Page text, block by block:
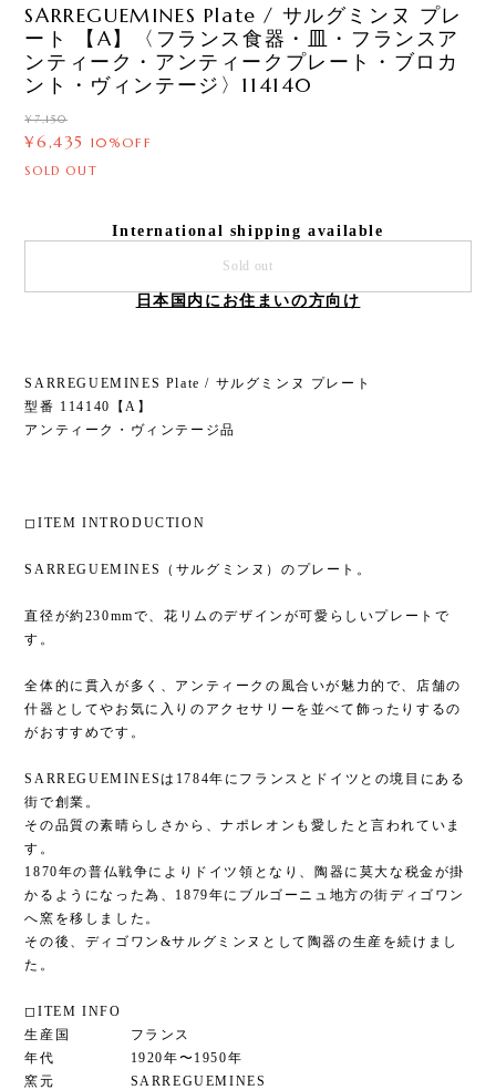
SARREGUEMINES Plate / サルグミンヌ プレ
ート 【A】〈フランス食器・皿・フランスア
ンティーク・アンティークプレート・ブロカ
ント・ヴィンテージ〉114140
¥7,150
¥6,435 10%OFF
SOLD OUT
International shipping available
Sold out
日本国内にお住まいの方向け
SARREGUEMINES Plate / サルグミンヌ プレート
型番 114140【A】
アンティーク・ヴィンテージ品
◻︎ITEM INTRODUCTION
SARREGUEMINES（サルグミンヌ）のプレート。
直径が約230mmで、花リムのデザインが可愛らしいプレートで
す。
全体的に貫入が多く、アンティークの風合いが魅力的で、店舗の
什器としてやお気に入りのアクセサリーを並べて飾ったりするの
がおすすめです。
SARREGUEMINESは1784年にフランスとドイツとの境目にある
街で創業。
その品質の素晴らしさから、ナポレオンも愛したと言われていま
す。
1870年の普仏戦争によりドイツ領となり、陶器に莫大な税金が掛
かるようになった為、1879年にブルゴーニュ地方の街ディゴワン
へ窯を移しました。
その後、ディゴワン&サルグミンヌとして陶器の生産を続けまし
た。
◻︎ITEM INFO
生産国 フランス
年代 1920年〜1950年
窯元 SARREGUEMINES